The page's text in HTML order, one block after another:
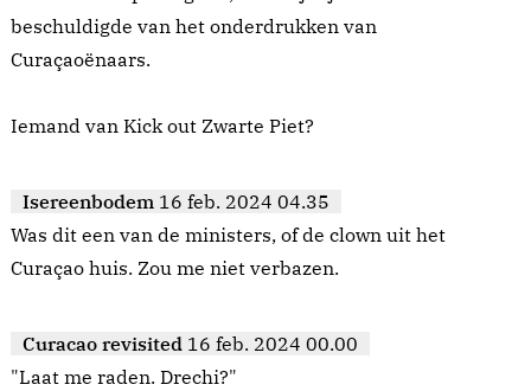
beschuldigde van het onderdrukken van
Curaçaoënaars.
Iemand van Kick out Zwarte Piet?
Isereenbodem 16 feb. 2024 04.35
Was dit een van de ministers, of de clown uit het
Curaçao huis. Zou me niet verbazen.
Curacao revisited 16 feb. 2024 00.00
"Laat me raden. Drechi?"